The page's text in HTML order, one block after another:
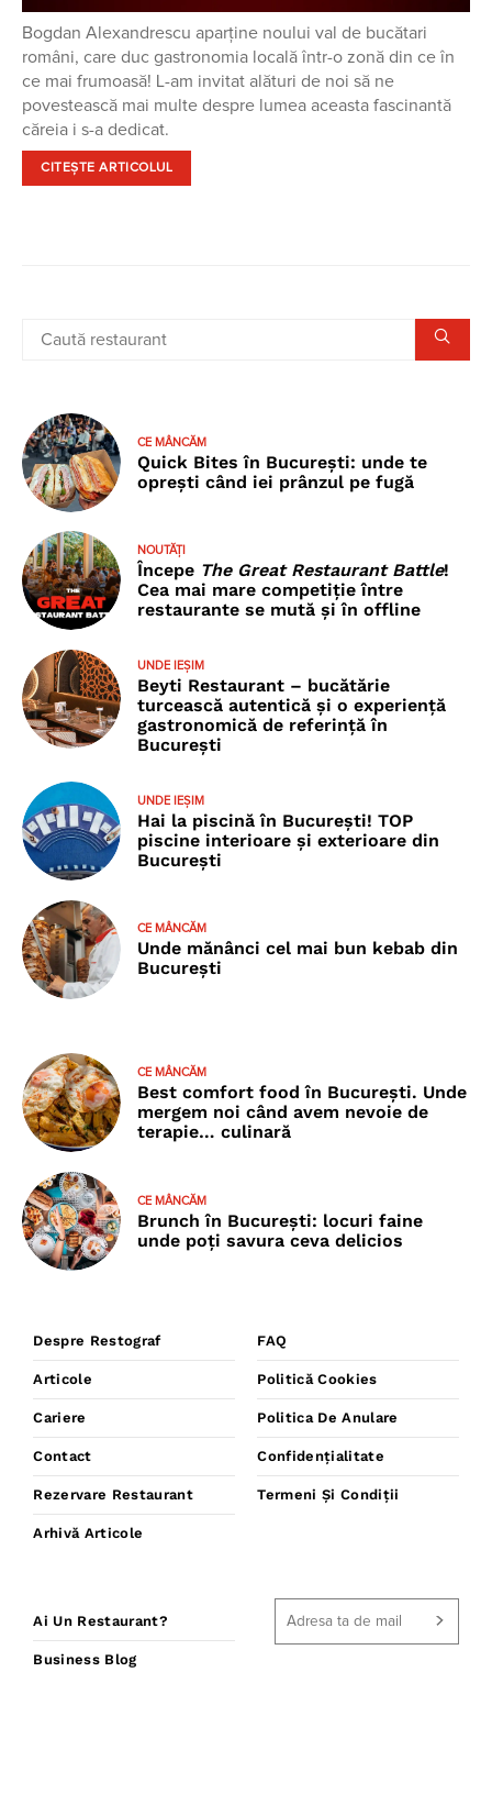
Bogdan Alexandrescu aparține noului val de bucătari
români, care duc gastronomia locală într-o zonă din ce în
ce mai frumoasă! L-am invitat alături de noi să ne
povestească mai multe despre lumea aceasta fascinantă
căreia i s-a dedicat.
CITEȘTE ARTICOLUL
CE MÂNCĂM
Quick Bites în București: unde te
oprești când iei prânzul pe fugă
NOUTĂȚI
Începe The Great Restaurant Battle!
Cea mai mare competiție între
restaurante se mută și în offline
UNDE IEȘIM
Beyti Restaurant – bucătărie
turcească autentică și o experiență
gastronomică de referință în
București
UNDE IEȘIM
Hai la piscină în București! TOP
piscine interioare și exterioare din
București
CE MÂNCĂM
Unde mănânci cel mai bun kebab din
București
CE MÂNCĂM
Best comfort food în București. Unde
mergem noi când avem nevoie de
terapie… culinară
CE MÂNCĂM
Brunch în București: locuri faine
unde poţi savura ceva delicios
Despre Restograf
Articole
Cariere
Contact
Rezervare Restaurant
Arhivă Articole
FAQ
Politică Cookies
Politica De Anulare
Confidențialitate
Termeni Și Condiții
Ai Un Restaurant?
Business Blog